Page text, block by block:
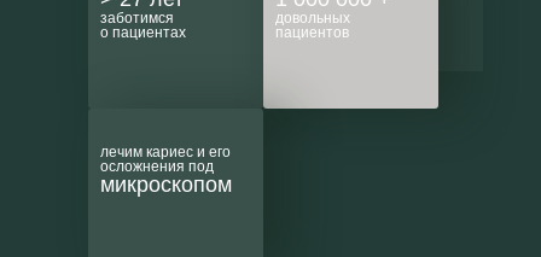
заботимся
о пациентах
довольных
пациентов
лечим кариес и его
осложнения под
микроскопом